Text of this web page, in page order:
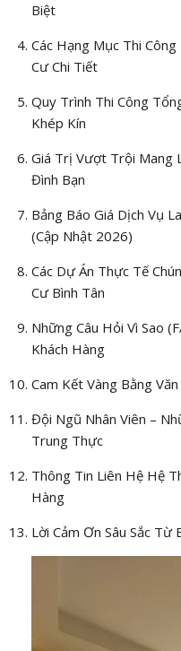
Biệt
Các Hạng Mục Thi Công
Cư Chi Tiết
Quy Trình Thi Công
Khép Kín
Giá Trị Vượt Trội Mang
Đình Bạn
Bảng Báo Giá Dịch Vụ
(Cập Nhật 2026)
Các Dự Án Thực Tế
Cư Bình Tân
Những Câu Hỏi Vì Sao
Khách Hàng
Cam Kết Vàng Bằng
Đội Ngũ Nhân Viên –
Trung Thực
Thông Tin Liên Hệ Hệ
Hàng
Lời Cảm Ơn Sâu Sắc